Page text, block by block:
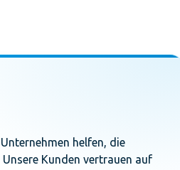
helfen, die
Kunden vertrauen auf